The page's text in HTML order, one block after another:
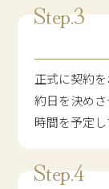
正式に契約
約日を決め
時間を予定し